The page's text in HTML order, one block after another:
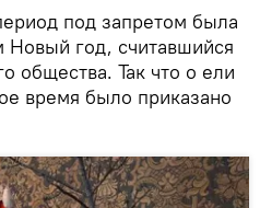
под запретом была
Новый год, считавшийся
общества. Так что о ели
время было приказано